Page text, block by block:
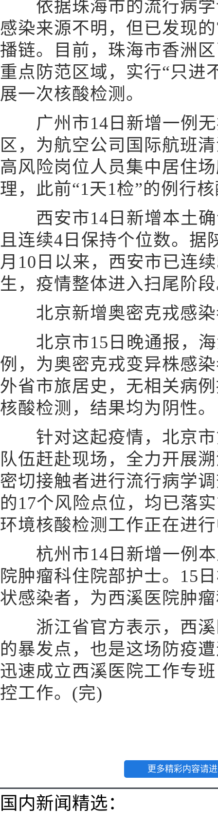
依据珠海市的流行病学
感染来源不明，但已发现
播链。目前，珠海市香洲
重点防范区域，实行“只进
展一次核酸检测。
广州市14日新增一例无
区，为航空公司国际航班
高风险岗位人员集中居住
理，此前“1天1检”的例行
西安市14日新增本土确
且连续4日保持个位数。据
月10日以来，西安市已连
生，疫情整体进入扫尾阶
北京新增奥密克戎感染
北京市15日晚通报，海
例，为奥密克戎变异株感
外省市旅居史，无相关病
核酸检测，结果均为阴性。
针对这起疫情，北京市
队伍赶赴现场，全力开展
密切接触者进行流行病学
的17个风险点位，均已落
环境核酸检测工作正在进
杭州市14日新增一例本
院肿瘤科住院部护士。15
状感染者，为西溪医院肿
浙江省官方表示，西溪
的暴发点，也是这场防疫
迅速成立西溪医院工作专
控工作。(完)
更多精彩内容请
国内新闻精选：